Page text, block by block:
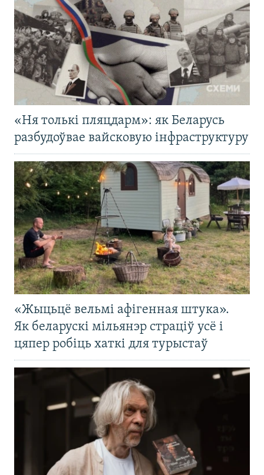
«Ня толькі пляцдарм»: як Беларусь
разбудоўвае вайсковую інфраструктуру
«Жыцьцё вельмі афігенная штука».
Як беларускі мільянэр страціў усё і
цяпер робіць хаткі для турыстаў